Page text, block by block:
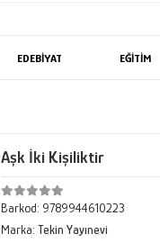
EDEBİYAT EĞİTİM
Aşk İki Kişiliktir
Barkod: 9789944610223
Marka: Tekin Yayınevi